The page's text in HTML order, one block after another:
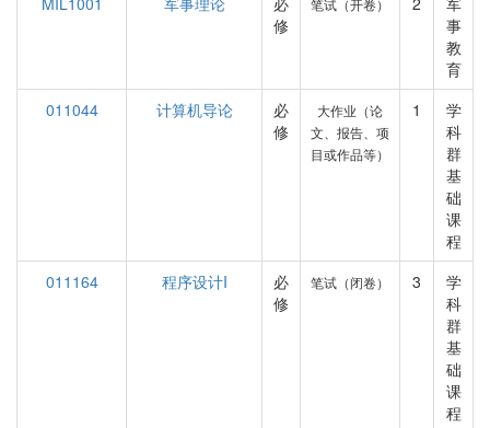
修
笔试（开卷）
事
教
育
011044
计算机导论
必
修
大作业（论
文、报告、项
目或作品等）
1
学
科
群
基
础
课
程
011164
程序设计I
必
修
笔试（闭卷） 3
学
科
群
基
础
课
程